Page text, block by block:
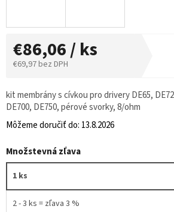
€86,06 / ks
€69,97 bez DPH
cena:
Môžeme doručiť do: 13.8.2026
Množstevná zľava
1 ks
2 - 3 ks = zľava 3 %
kit membrány s cívkou pro drivery DE65,
DE700, DE750, pérové svorky, 8/ohm